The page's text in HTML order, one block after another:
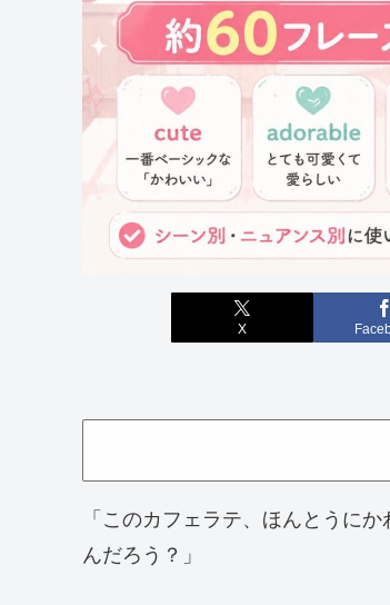
X
「このカフェラテ、ほんとうに
んだろう？」